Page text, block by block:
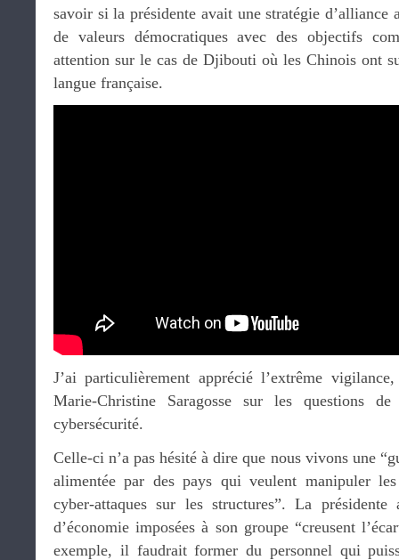
savoir si la présidente avait une stratégie d’alliance
de valeurs démocratiques avec des objectifs
attention sur le cas de Djibouti où les Chinois ont
langue française.
J’ai particulièrement apprécié l’extrême
Marie-Christine Saragosse sur les questions
cybersécurité.
Celle-ci n’a pas hésité à dire que nous vivons une
alimentée par des pays qui veulent manipuler
cyber-attaques sur les structures”. La
d’économie imposées à son groupe “creusent
exemple, il faudrait former du personnel qui